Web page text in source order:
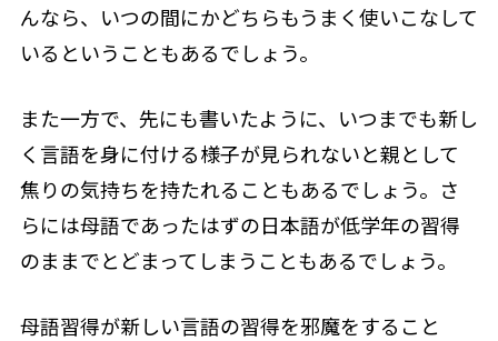
んなら、いつの間にかどちらもうまく使いこなして
いるということもあるでしょう。
また一方で、先にも書いたように、いつまでも新し
く言語を身に付ける様子が見られないと親として
焦りの気持ちを持たれることもあるでしょう。さ
らには母語であったはずの日本語が低学年の習得
のままでとどまってしまうこともあるでしょう。
母語習得が新しい言語の習得を邪魔をすること